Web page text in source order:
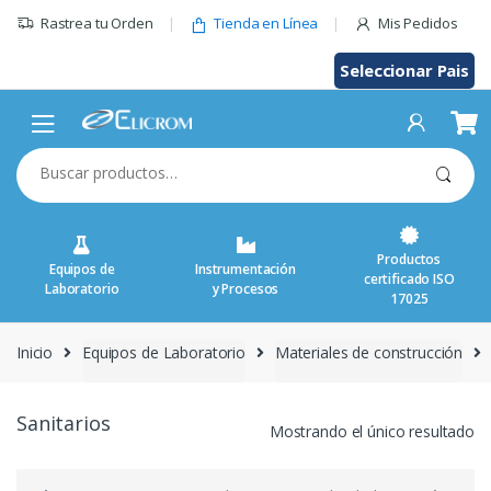
Rastrea tu Orden Tienda en Línea Mis Pedidos
Seleccionar Pais
Buscar
por:
Equipos de
Laboratorio
Instrumentación
y Procesos
Productos
certificado ISO
17025
Inicio Equipos de Laboratorio Materiales de construcción
Sanitarios Mostrando el único resultado